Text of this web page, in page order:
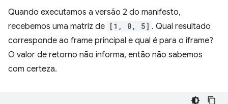
Quando executamos a versão 2 do manifesto,
recebemos uma matriz de [1, 0, 5] . Qual resultado
corresponde ao frame principal e qual é para o iframe?
O valor de retorno não informa, então não sabemos
com certeza.